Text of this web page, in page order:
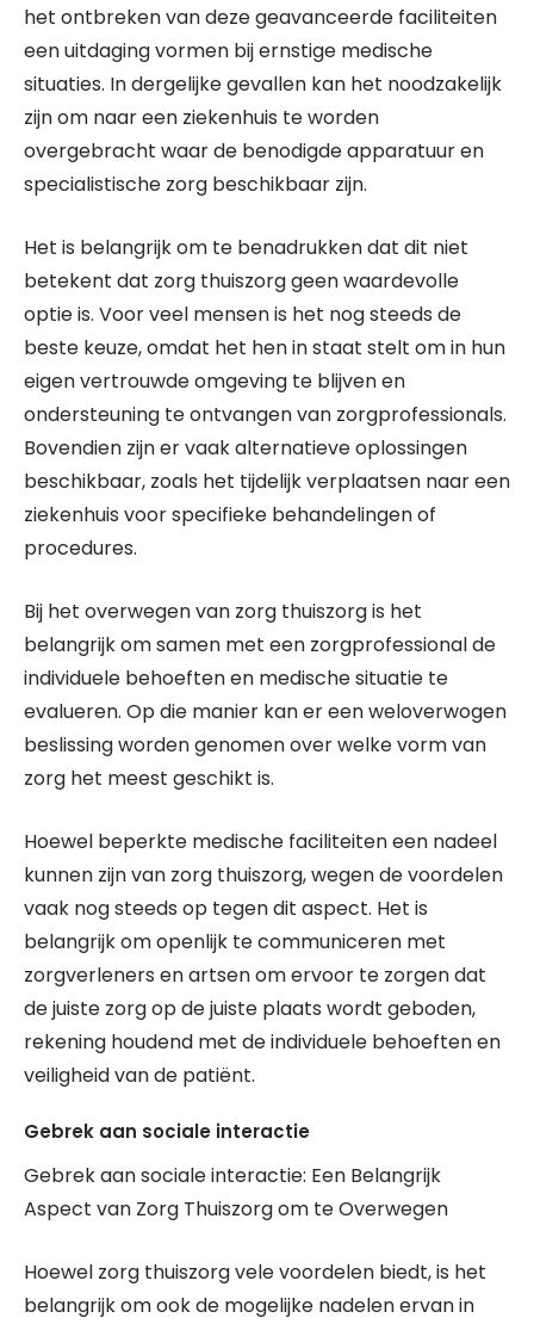
het ontbreken van deze geavanceerde faciliteiten
een uitdaging vormen bij ernstige medische
situaties. In dergelijke gevallen kan het noodzakelijk
zijn om naar een ziekenhuis te worden
overgebracht waar de benodigde apparatuur en
specialistische zorg beschikbaar zijn.
Het is belangrijk om te benadrukken dat dit niet
betekent dat zorg thuiszorg geen waardevolle
optie is. Voor veel mensen is het nog steeds de
beste keuze, omdat het hen in staat stelt om in hun
eigen vertrouwde omgeving te blijven en
ondersteuning te ontvangen van zorgprofessionals.
Bovendien zijn er vaak alternatieve oplossingen
beschikbaar, zoals het tijdelijk verplaatsen naar een
ziekenhuis voor specifieke behandelingen of
procedures.
Bij het overwegen van zorg thuiszorg is het
belangrijk om samen met een zorgprofessional de
individuele behoeften en medische situatie te
evalueren. Op die manier kan er een weloverwogen
beslissing worden genomen over welke vorm van
zorg het meest geschikt is.
Hoewel beperkte medische faciliteiten een nadeel
kunnen zijn van zorg thuiszorg, wegen de voordelen
vaak nog steeds op tegen dit aspect. Het is
belangrijk om openlijk te communiceren met
zorgverleners en artsen om ervoor te zorgen dat
de juiste zorg op de juiste plaats wordt geboden,
rekening houdend met de individuele behoeften en
veiligheid van de patiënt.
Gebrek aan sociale interactie
Gebrek aan sociale interactie: Een Belangrijk
Aspect van Zorg Thuiszorg om te Overwegen
Hoewel zorg thuiszorg vele voordelen biedt, is het
belangrijk om ook de mogelijke nadelen ervan in